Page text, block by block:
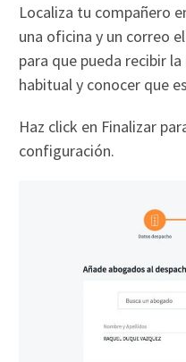
Localiza tu compañero
una oficina y un correo
para que pueda recibir
habitual y conocer que
Haz click en Finalizar
configuración.